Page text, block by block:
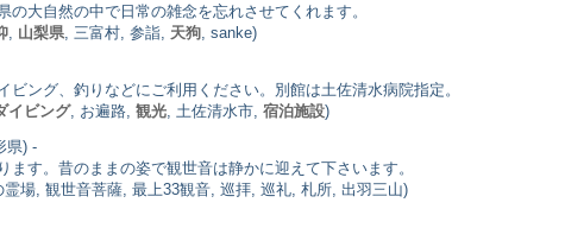
大自然の中で日常の雑念を忘れさせてくれます。
山梨県 , 三富村, 参詣, 天狗 , sanke)
ビング、釣りなどにご利用ください。別館は土佐清水病院指定。
イビング, お遍路, 観光 , 土佐清水市, 宿泊施設)
県) -
す。昔のままの姿で観世音は静かに迎えて下さいます。
場, 観世音菩薩, 最上33観音, 巡拝, 巡礼, 札所, 出羽三山)